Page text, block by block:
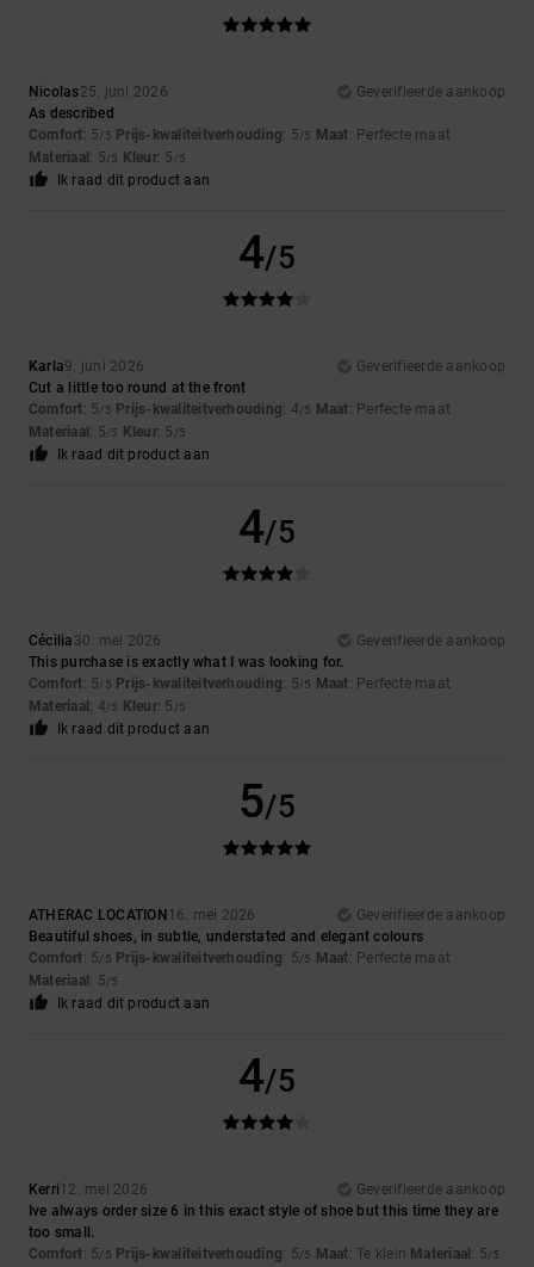
Nicolas25. juni 2026
Geverifieerde aankoop
As described
Comfort: 5/5 Prijs-kwaliteitverhouding: 5/5 Maat: Perfecte maat
Materiaal : 5/5 Kleur: 5 /5
Ik raad dit product aan
4/5
Karla9. juni 2026
Geverifieerde aankoop
Cut a little too round at the front
Comfort: 5/5 Prijs-kwaliteitverhouding: 4/5 Maat: Perfecte maat
Materiaal : 5/5 Kleur: 5 /5
Ik raad dit product aan
4/5
Cécilia 30. mei 2026
Geverifieerde aankoop
This purchase is exactly what I was looking for.
Comfort: 5/5 Prijs-kwaliteitverhouding: 5/5 Maat: Perfecte maat
Materiaal : 4/5 Kleur: 5 /5
Ik raad dit product aan
5/5
ATHERAC LOCATION 16. mei 2026
Geverifieerde aankoop
Beautiful shoes, in subtle, understated and elegant colours
Comfort: 5/5 Prijs-kwaliteitverhouding: 5/5 Maat: Perfecte maat
Materiaal : 5/5
Ik raad dit product aan
4/5
Kerri12. mei 2026
Geverifieerde aankoop
Ive always order size 6 in this exact style of shoe but this time they are
too small.
Comfort: 5/5 Prijs-kwaliteitverhouding: 5/5 Maat: Te klein Materiaal : 5/5